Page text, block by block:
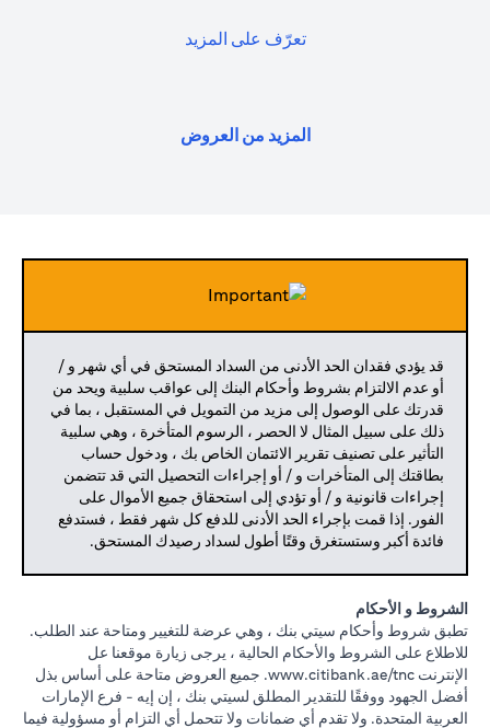
تعرّف على المزيد
المزيد من العروض
قد يؤدي فقدان الحد الأدنى من السداد المستحق في أي شهر و /
أو عدم الالتزام بشروط وأحكام البنك إلى عواقب سلبية ويحد من
قدرتك على الوصول إلى مزيد من التمويل في المستقبل ، بما في
ذلك على سبيل المثال لا الحصر ، الرسوم المتأخرة ، وهي سلبية
التأثير على تصنيف تقرير الائتمان الخاص بك ، ودخول حساب
بطاقتك إلى المتأخرات و / أو إجراءات التحصيل التي قد تتضمن
إجراءات قانونية و / أو تؤدي إلى استحقاق جميع الأموال على
الفور. إذا قمت بإجراء الحد الأدنى للدفع كل شهر فقط ، فستدفع
فائدة أكبر وستستغرق وقتًا أطول لسداد رصيدك المستحق.
الشروط و الأحكام
تطبق شروط وأحكام سيتي بنك ، وهي عرضة للتغيير ومتاحة عند الطلب.
للاطلاع على الشروط والأحكام الحالية ، يرجى زيارة موقعنا عل
الإنترنت www.citibank.ae/tnc.
opens in a new tab
جميع العروض متاحة على أساس بذل
أفضل الجهود ووفقًا للتقدير المطلق لسيتي بنك ، إن إيه - فرع الإمارات
العربية المتحدة. ولا تقدم أي ضمانات ولا تتحمل أي التزام أو مسؤولية فيما